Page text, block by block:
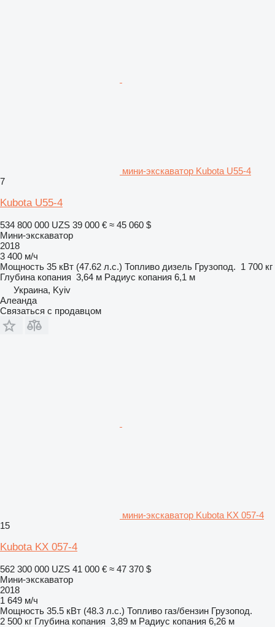
мини-экскаватор Kubota U55-4
7
Kubota U55-4
534 800 000 UZS 39 000 € ≈ 45 060 $
Мини-экскаватор
2018
3 400 м/ч
Мощность 35 кВт (47.62 л.с.) Топливо дизель Грузопод. 1 700 кг
Глубина копания 3,64 м Радиус копания 6,1 м
Украина, Kyiv
Алеанда
Связаться с продавцом
мини-экскаватор Kubota KX 057-4
15
Kubota KX 057-4
562 300 000 UZS 41 000 € ≈ 47 370 $
Мини-экскаватор
2018
1 649 м/ч
Мощность 35.5 кВт (48.3 л.с.) Топливо газ/бензин Грузопод.
2 500 кг Глубина копания 3,89 м Радиус копания 6,26 м